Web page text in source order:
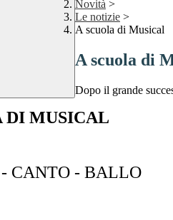
Novità >
Le notizie >
A scuola di Musical
A scuola di
Dopo il grande
DI MUSICAL
CANTO - BALLO